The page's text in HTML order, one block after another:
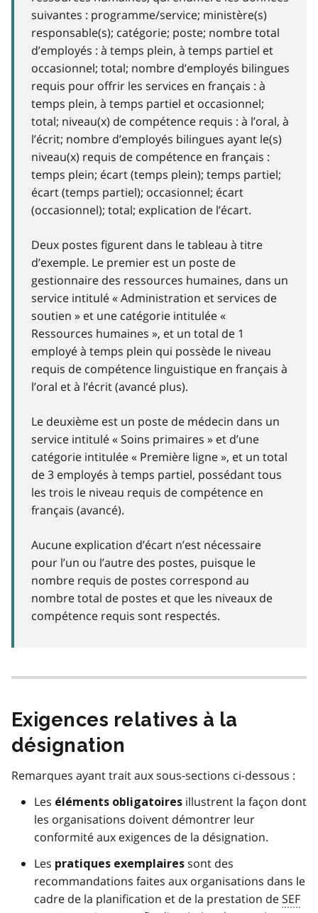
suivantes : programme/service; ministère(s)
responsable(s); catégorie; poste; nombre total
d’employés : à temps plein, à temps partiel et
occasionnel; total; nombre d’employés bilingues
requis pour offrir les services en français : à
temps plein, à temps partiel et occasionnel;
total; niveau(x) de compétence requis : à l’oral, à
l’écrit; nombre d’employés bilingues ayant le(s)
niveau(x) requis de compétence en français :
temps plein; écart (temps plein); temps partiel;
écart (temps partiel); occasionnel; écart
(occasionnel); total; explication de l’écart.
Deux postes figurent dans le tableau à titre
d’exemple. Le premier est un poste de
gestionnaire des ressources humaines, dans un
service intitulé « Administration et services de
soutien » et une catégorie intitulée «
Ressources humaines », et un total de 1
employé à temps plein qui possède le niveau
requis de compétence linguistique en français à
l’oral et à l’écrit (avancé plus).
Le deuxième est un poste de médecin dans un
service intitulé « Soins primaires » et d’une
catégorie intitulée « Première ligne », et un total
de 3 employés à temps partiel, possédant tous
les trois le niveau requis de compétence en
français (avancé).
Aucune explication d’écart n’est nécessaire
pour l’un ou l’autre des postes, puisque le
nombre requis de postes correspond au
nombre total de postes et que les niveaux de
compétence requis sont respectés.
Exigences relatives à la
désignation
Remarques ayant trait aux sous-sections ci-dessous :
Les éléments obligatoires illustrent la façon dont
les organisations doivent démontrer leur
conformité aux exigences de la désignation.
Les pratiques exemplaires sont des
recommandations faites aux organisations dans le
cadre de la planification et de la prestation deSEF